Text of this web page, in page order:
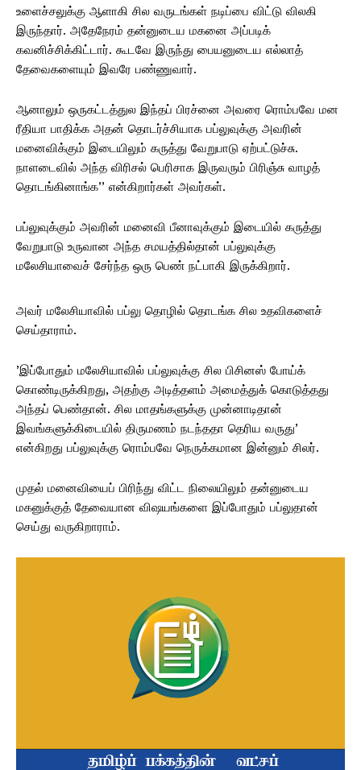
உளைச்சலுக்கு ஆளாகி சில வருடங்கள் நடிப்பை விட்டு விலகி
இருந்தார். அதேநேரம் தன்னுடைய மகனை அப்படிக்
கவனிச்சிக்கிட்டார். கூடவே இருந்து பையனுடைய எல்லாத்
தேவைகளையும் இவரே பண்ணுவார்.
ஆனாலும் ஒருகட்டத்துல இந்தப் பிரச்னை அவரை ரொம்பவே மன
ரீதியா பாதிக்க அதன் தொடர்ச்சியாக பப்லுவுக்கு அவரின்
மனைவிக்கும் இடையிலும் கருத்து வேறுபாடு ஏற்பட்டுச்சு.
நாளடைவில் அந்த விரிசல் பெரிசாக இருவரும் பிரிஞ்சு வாழத்
தொடங்கினாங்க’’ என்கிறார்கள் அவர்கள்.
பப்லுவுக்கும் அவரின் மனைவி பீனாவுக்கும் இடையில் கருத்து
வேறுபாடு உருவான அந்த சமயத்தில்தான் பப்லுவுக்கு
மலேசியாவைச் சேர்ந்த ஒரு பெண் நட்பாகி இருக்கிறார்.
அவர் மலேசியாவில் பப்லு தொழில் தொடங்க சில உதவிகளைச்
செய்தாராம்.
’இப்போதும் மலேசியாவில் பப்லுவுக்கு சில பிசினஸ் போய்க்
கொண்டிருக்கிறது, அதற்கு அடித்தளம் அமைத்துக் கொடுத்தது
அந்தப் பெண்தான். சில மாதங்களுக்கு முன்னாடிதான்
இவங்களுக்கிடையில் திருமணம் நடந்ததா தெரிய வருது’
என்கிறது பப்லுவுக்கு ரொம்பவே நெருக்கமான இன்னும் சிலர்.
முதல் மனைவியைப் பிரிந்து விட்ட நிலையிலும் தன்னுடைய
மகனுக்குத் தேவையான விஷயங்களை இப்போதும் பப்லுதான்
செய்து வருகிறாராம்.